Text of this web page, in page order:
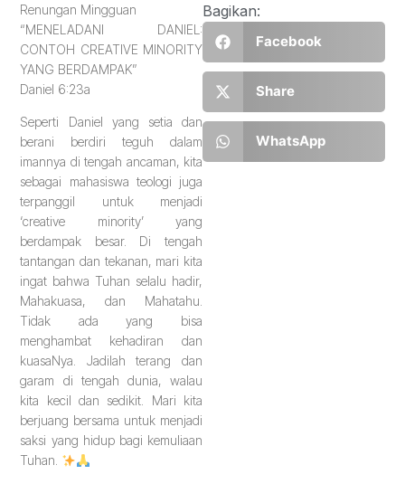
Renungan Mingguan
“MENELADANI DANIEL:
CONTOH CREATIVE MINORITY
YANG BERDAMPAK”
Daniel 6:23a
Seperti Daniel yang setia dan
berani berdiri teguh dalam
imannya di tengah ancaman, kita
sebagai mahasiswa teologi juga
terpanggil untuk menjadi
‘creative minority’ yang
berdampak besar. Di tengah
tantangan dan tekanan, mari kita
ingat bahwa Tuhan selalu hadir,
Mahakuasa, dan Mahatahu.
Tidak ada yang bisa
menghambat kehadiran dan
kuasaNya. Jadilah terang dan
garam di tengah dunia, walau
kita kecil dan sedikit. Mari kita
berjuang bersama untuk menjadi
saksi yang hidup bagi kemuliaan
Tuhan.
Bagikan:
Facebook
Share
WhatsApp